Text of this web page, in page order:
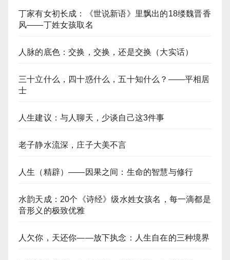
丁家有女初长成：《世说新语》里飘出的18缕魏晋香
风——丁姓女孩取名
人脉的底色：交换，交换，还是交换（大实话）
三十立什么，四十惑什么，五十知什么？——平相居
士
人生建议：与人聊天，少谈自己这3件事
老子静水流深，庄子大美不言
人生（精辟）——因果之间：生命的智慧与修行
水韵天成：20个《诗经》级水姓女孩名，每一滴都是
音形义的极致优雅
人欠你，天还你——放下执念：人生自在的三种境界